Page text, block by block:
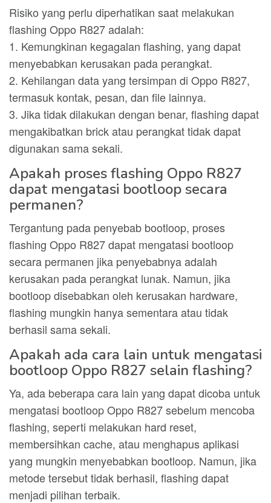
Risiko yang perlu diperhatikan saat melakukan
flashing Oppo R827 adalah:
1. Kemungkinan kegagalan flashing, yang dapat
menyebabkan kerusakan pada perangkat.
2. Kehilangan data yang tersimpan di Oppo R827,
termasuk kontak, pesan, dan file lainnya.
3. Jika tidak dilakukan dengan benar, flashing dapat
mengakibatkan brick atau perangkat tidak dapat
digunakan sama sekali.
Apakah proses flashing Oppo R827
dapat mengatasi bootloop secara
permanen?
Tergantung pada penyebab bootloop, proses
flashing Oppo R827 dapat mengatasi bootloop
secara permanen jika penyebabnya adalah
kerusakan pada perangkat lunak. Namun, jika
bootloop disebabkan oleh kerusakan hardware,
flashing mungkin hanya sementara atau tidak
berhasil sama sekali.
Apakah ada cara lain untuk mengatasi
bootloop Oppo R827 selain flashing?
Ya, ada beberapa cara lain yang dapat dicoba untuk
mengatasi bootloop Oppo R827 sebelum mencoba
flashing, seperti melakukan hard reset,
membersihkan cache, atau menghapus aplikasi
yang mungkin menyebabkan bootloop. Namun, jika
metode tersebut tidak berhasil, flashing dapat
menjadi pilihan terbaik.